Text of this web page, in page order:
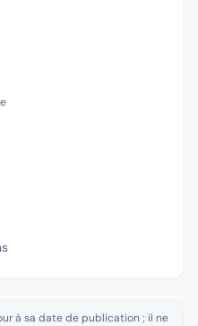
à sa date de publication ; il ne